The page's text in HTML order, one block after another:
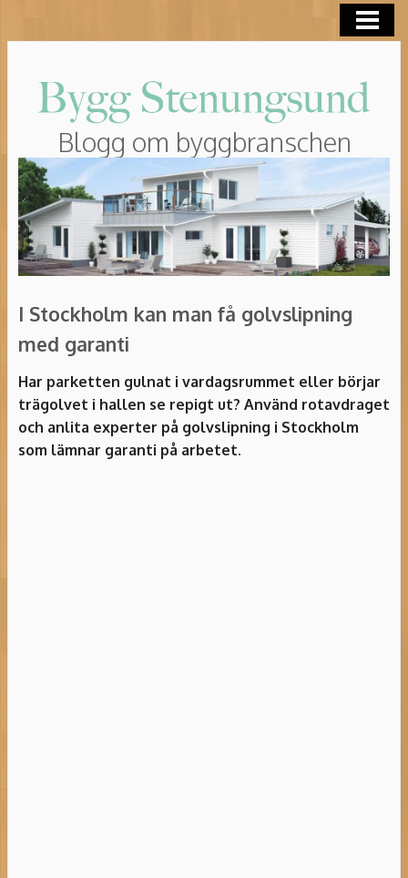
Blogg om byggbranschen
I Stockholm kan man få golvslipning
med garanti
Har parketten gulnat i vardagsrummet eller börjar
trägolvet i hallen se repigt ut? Använd rotavdraget
och anlita experter på golvslipning i Stockholm
som lämnar garanti på arbetet.